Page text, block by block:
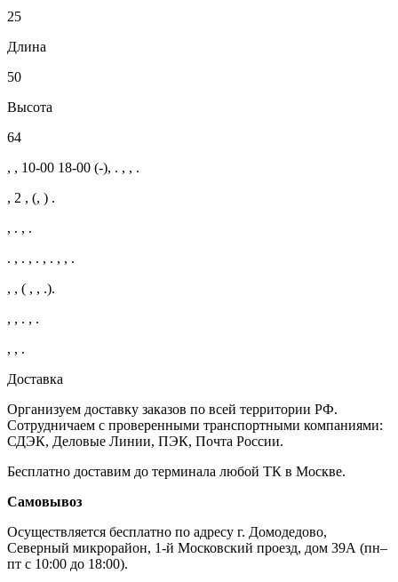
25
Длина
50
Высота
64
, , 10-00 18-00 (-), . , , .
, 2 , (, ) .
, . , .
. , . , . , . , , .
, , ( , , .).
, , . , .
, , .
Доставка
Организуем доставку заказов по всей территории РФ.
Сотрудничаем с проверенными транспортными компаниями:
СДЭК, Деловые Линии, ПЭК, Почта России.
Бесплатно доставим до терминала любой ТК в Москве.
Самовывоз
Осуществляется бесплатно по адресу г. Домодедово,
Северный микрорайон, 1-й Московский проезд, дом 39А (пн–
пт с 10:00 до 18:00).